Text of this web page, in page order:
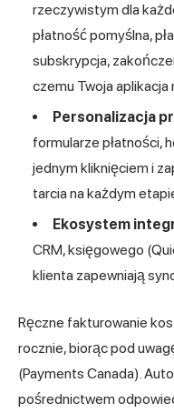
rzeczywistym dla
płatność pomyślna,
subskrypcja,
czemu Twoja
Personalizacja
formularze płatności,
jednym kliknięciem i
tarcia na każdym
Ekosystem
CRM, księgowego
klienta zapewniają
Ręczne fakturowanie
rocznie, biorąc pod
(Payments Canada).
pośrednictwem